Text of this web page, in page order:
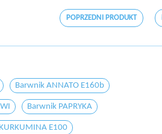
POPRZEDNI PRODUKT
Barwnik ANNATO E160b
Barwnik PAPRYKA
E100